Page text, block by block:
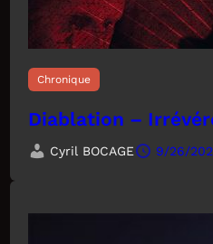
Chronique
Diablation –
Cyril BOCAGE 9/26/